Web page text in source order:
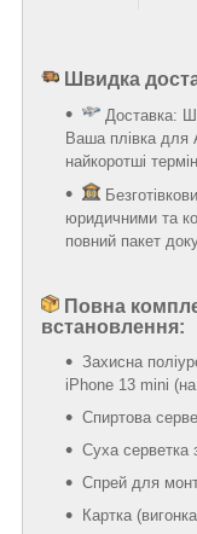
Швидка
Доставка:
Ваша плівка для
найкоротші
юридичними та
повний пакет
Повна
встановлення:
Захисна
iPhone 13 mini
Спиртова
Суха серветка
Спрей для
Картка